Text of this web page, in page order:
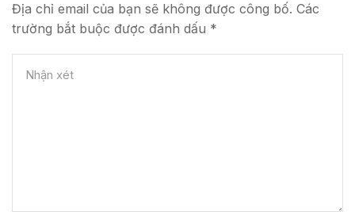
Địa chỉ email của bạn sẽ không được công bố. Các
trường bắt buộc được đánh dấu *